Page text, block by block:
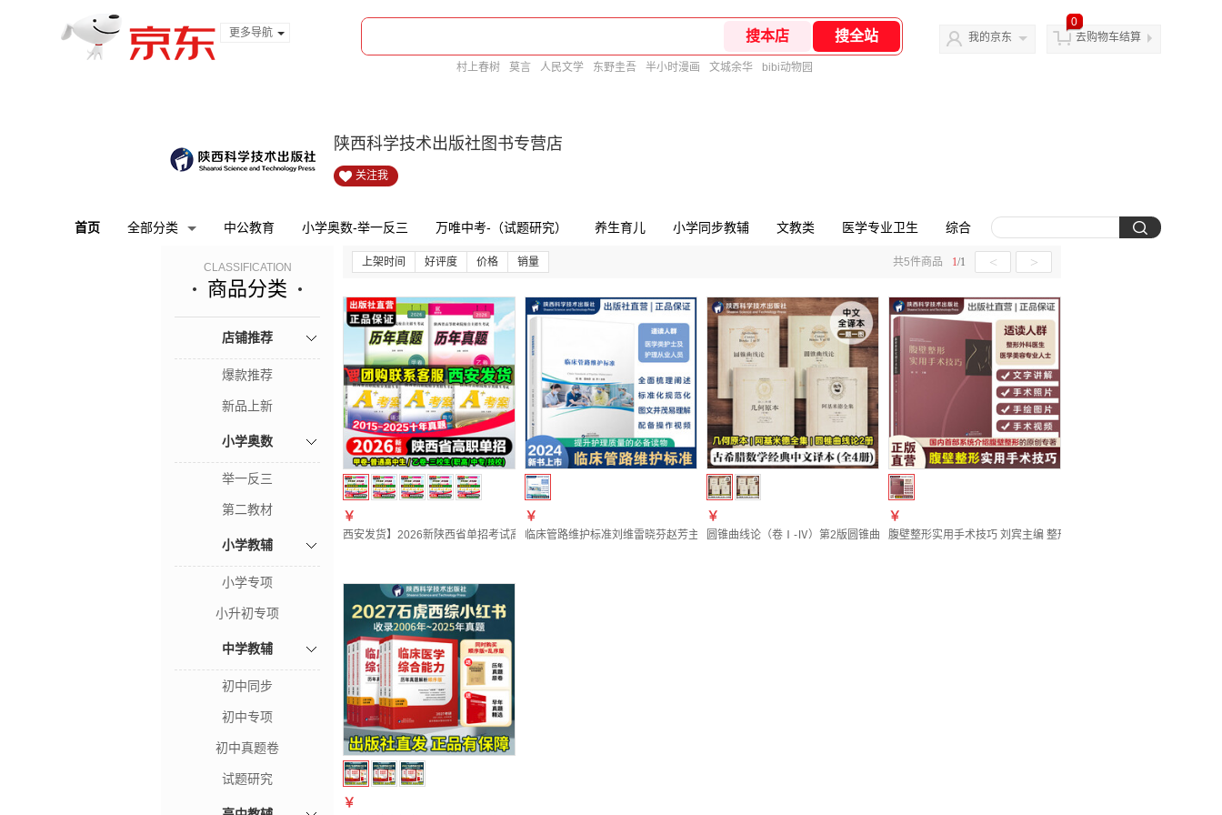
更多导航
村上春树 莫言 人民文学 东野圭吾 半小时漫画 文城余华 bibi动物园
我的京东
0
去购物车结算
陕西科学技术出版社图书专营店
关注我
首页 全部分类 中公教育 小学奥数-举一反三 万唯中考-（试题研究） 养生育儿 小学同步教辅 文教类 医学专业卫生 综合
CLASSIFICATION
商品分类
店铺推荐
爆款推荐
新品上新
小学奥数
举一反三
第二教材
小学教辅
小学专项
小升初专项
中学教辅
初中同步
初中专项
初中真题卷
试题研究
上架时间 好评度 价格 销量 1/1 < >
共5件商品
￥
西安发货】2026新陕西省单招考试高职院校分类招生考试A+考案语文数学英语三科历年真题甲乙卷普高三校生高中职考试总复习资料中专 A+考案【语文】
￥
临床管路维护标准刘维雷晓芬赵芳主编护理护士从业人员管路管理标识管理固定管理风险管理警示管理陕西科学技术出版社
￥
圆锥曲线论（卷Ⅰ-Ⅳ）第2版圆锥曲线论(卷Ⅴ-Ⅶ)欧几里得几何原本第3版阿基米德古希腊阿波罗尼奥斯
￥
腹壁整形实用手术技巧 刘宾主编 整形外科手术视频讲解医学美容书
￥